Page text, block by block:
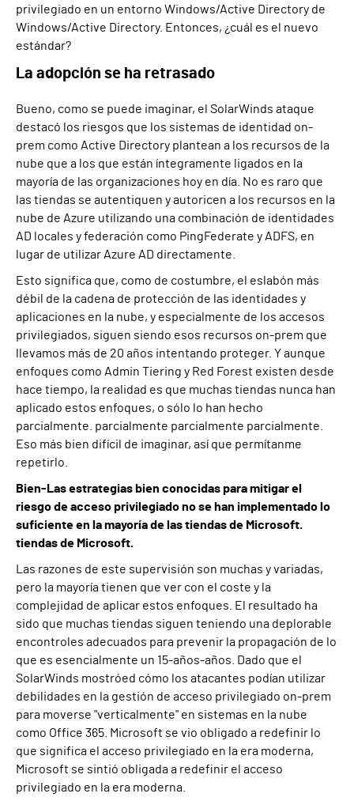
privilegiado en un entorno Windows/Active Directory de
Windows/Active Directory. Entonces, ¿cuál es el nuevo
estándar?
La adopción se ha retrasado
Bueno, como se puede imaginar, el SolarWinds ataque
destacó los riesgos que los sistemas de identidad on-
prem como Active Directory plantean a los recursos de la
nube que a los que están íntegramente ligados en la
mayoría de las organizaciones hoy en día. No es raro que
las tiendas se autentiquen y autoricen a los recursos en la
nube de Azure utilizando una combinación de identidades
AD locales yfederación como PingFederate y ADFS, en
lugar de utilizar Azure AD directamente.
Esto significa que, como de costumbre, el eslabón más
débil de la cadena de protección de las identidades y
aplicaciones en la nube, y especialmente de los accesos
privilegiados, siguen siendo esos recursos on-prem que
llevamos más de 20 años intentando proteger. Y aunque
enfoques como Admin Tiering y Red Forest existen desde
hace tiempo, la realidad es que muchas tiendas nunca han
aplicado estos enfoques, o sólo lo han hecho
parcialmente. parcialmente parcialmente parcialmente
Eso más bien difícil de imaginar, así que permítanme
repetirlo.
Bien- Las estrategias bien conocidas para mitigar el
riesgo de acceso privilegiado no se han implementado lo
suficiente en la mayoría de las tiendas de Microsoft.
tiendas de Microsoft.
Las razones de este supervisión son muchas y variadas,
pero la mayoríatienen que ver con el coste y la
complejidad de aplicar estos enfoques.
El resultado ha
sido que muchas tiendas siguen teniendo una deplorable
encontroles adecuados para prevenir la propagación de lo
que es esencialmente un 15-años-años. Dado que el
SolarWinds mostróed cómo los atacantes podían utilizar
debilidades en la gestión de acceso privilegiado on-prem
para moverse "verticalmente" en sistemas en la nube
como Office 365. Microsoft se vio obligado a redefinir lo
que significa el acceso privilegiado en la era moderna,
Microsoft se sintió obligada a redefinir el acceso
privilegiado en la era moderna.